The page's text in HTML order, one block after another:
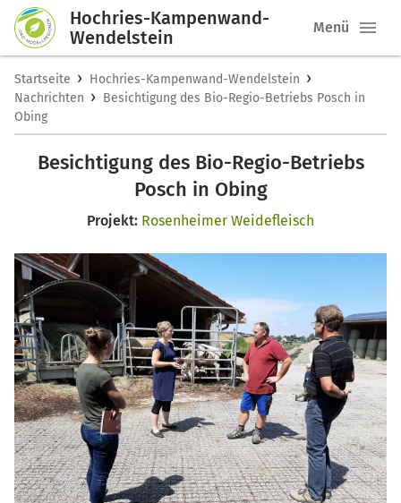
Hochries-Kampenwand-
Wendelstein
Menü
Startseite › Hochries-Kampenwand-Wendelstein ›
Nachrichten › Besichtigung des Bio-Regio-Betriebs Posch in
Obing
Besichtigung des Bio-Regio-Betriebs
Posch in Obing
Projekt: Rosenheimer Weidefleisch